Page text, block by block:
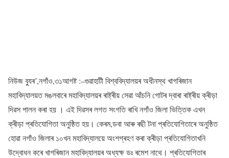
নিউজ ব্যুৰ’,নগাঁও,৩১আগষ্ট :–গুৱাহাটী বিশ্ববিদ্যালয়ৰ অধীনস্থ খাগৰিজান
মহাবিদ্যালয়ত মঙলবাৰে মহাবিদ্যালয়ৰ ৰাষ্ট্ৰীয় সেৱা আঁচনি গোটৰ দ্বাৰা ৰাষ্ট্ৰীয় ক্ৰীড়া
দিৱস পালন কৰা হয় । এই দিৱসৰ লগত সংগতি ৰাখি নগাঁও জিলা ভিত্তিক এখন
ক্ৰীড়া প্ৰতিযোগিতা অনুষ্ঠিত হয়। কেৰম,ডবা আৰু ৰছী টনা প্ৰতিযোগিতাৰে অনুষ্ঠিত
হোৱা নগাঁও জিলাৰ ১০খন মহাবিদ্যালয়ে অংশগ্ৰহণ কৰা ক্ৰীড়া প্ৰতিযোগিতাখনি
উদ্বোধন কৰে খাগৰিজান মহাবিদ্যালয়ৰ অধ্যক্ষ ডঃ ৰমেশ নাথে। প্ৰতিযোগিতাৰ